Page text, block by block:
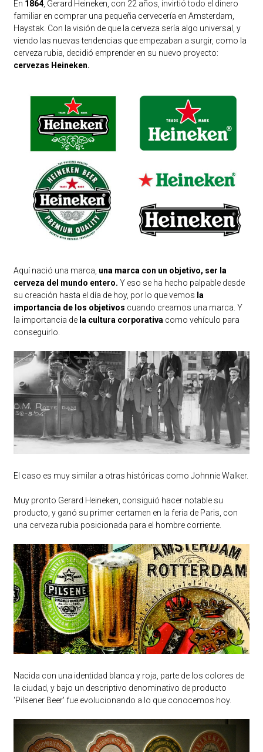
En 1864, Gerard Heineken, con 22 años, invirtió todo el dinero
familiar en comprar una pequeña cervecería en Amsterdam,
Haystak. Con la visión de que la cerveza sería algo universal, y
viendo las nuevas tendencias que empezaban a surgir, como la
cerveza rubia, decidió emprender en su nuevo proyecto:
cervezas Heineken.
Aquí nació una marca, una marca con un objetivo, ser la
cerveza del mundo entero. Y eso se ha hecho palpable desde
su creación hasta el día de hoy, por lo que vemos la
importancia de los objetivos cuando creamos una marca. Y
la importancia dela cultura corporativa como vehículo para
conseguirlo.
El caso es muy similar a otras históricas como Johnnie Walker.
Muy pronto Gerard Heineken, consiguió hacer notable su
producto, y ganó su primer certamen en la feria de Paris, con
una cerveza rubia posicionada para el hombre corriente.
Nacida con una identidad blanca y roja, parte de los colores de
la ciudad, y bajo un descriptivo denominativo de producto
'Pilsener Beer' fue evolucionando a lo que conocemos hoy.